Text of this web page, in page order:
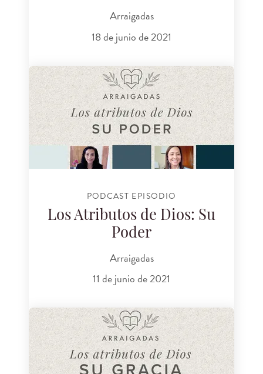
Arraigadas
18 de junio de 2021
PODCAST EPISODIO
Los Atributos de Dios: Su
Poder
Arraigadas
11 de junio de 2021